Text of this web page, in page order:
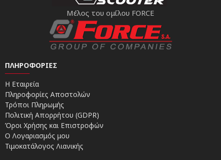
Μέλος του ομίλου FORCE
ΠΛΗΡΟΦΟΡΊΕΣ
Η Εταιρεία
Πληροφορίες Αποστολών
Τρόποι Πληρωμής
Πολιτική Απορρήτου (GDPR)
Όροι Χρήσης και Επιστροφών
Ο Λογαριασμός μου
Τιμοκατάλογος Λιανικής